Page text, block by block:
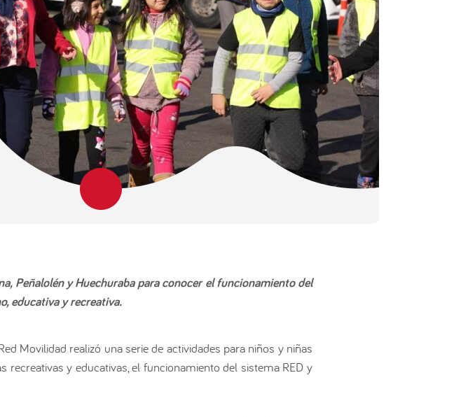
Peñalolén y Huechuraba para conocer el funcionamiento del
educativa y recreativa.
Movilidad realizó una serie de actividades para niños y niñas
y educativas, el funcionamiento del sistema RED y